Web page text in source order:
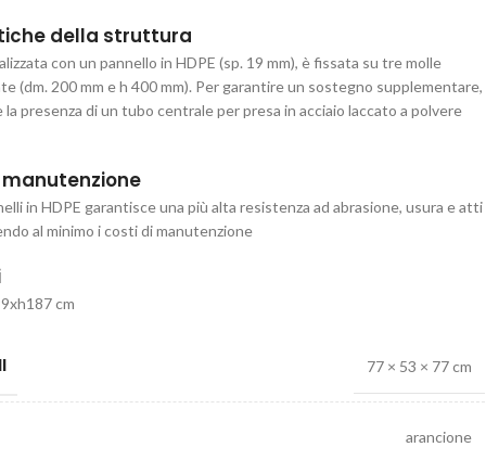
della struttura
con un pannello in HDPE (sp. 19 mm), è fissata su tre molle
(dm. 200 mm e h 400 mm). Per garantire un sostegno supplementare,
la presenza di un tubo centrale per presa in acciaio laccato a polvere
in HDPE garantisce una più alta resistenza ad abrasione, usura e atti
al minimo i costi di manutenzione
cm
77 × 53 × 77 cm
arancione